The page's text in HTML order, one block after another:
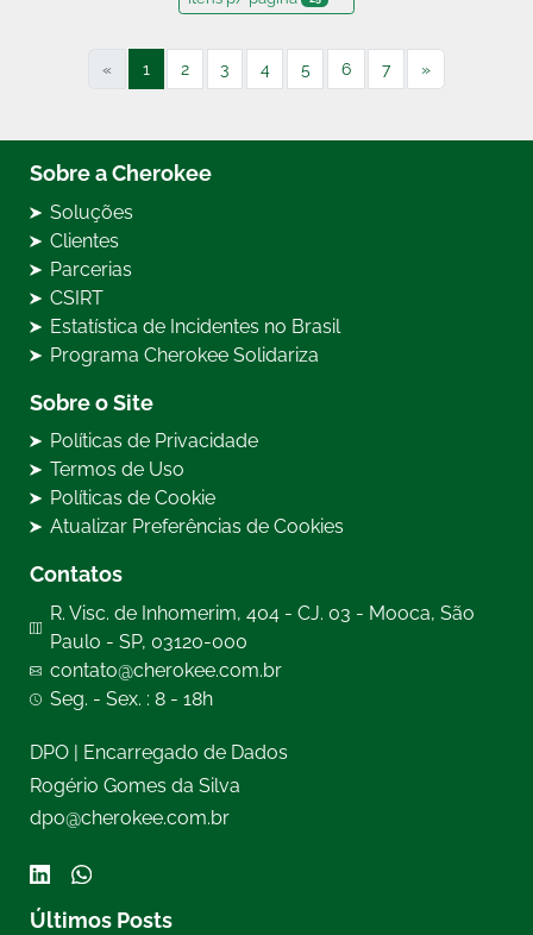
« 1 2 3 4 5 6 7 »
Sobre a Cherokee
Soluções
Clientes
Parcerias
CSIRT
Estatística de Incidentes no Brasil
Programa Cherokee Solidariza
Sobre o Site
Políticas de Privacidade
Termos de Uso
Políticas de Cookie
Atualizar Preferências de Cookies
Contatos
R. Visc. de Inhomerim, 404 - CJ. 03 - Mooca, São
Paulo - SP, 03120-000
contato@cherokee.com.br
Seg. - Sex. : 8 - 18h
DPO | Encarregado de Dados
Rogério Gomes da Silva
dpo@cherokee.com.br
Últimos Posts